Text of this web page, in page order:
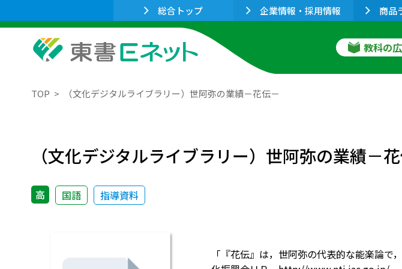
総合トップ 企業情報・採用情報 商品
教科の
TOP （文化デジタルライブラリー）世阿弥の業績－花伝－
（文化デジタルライブラリー）世阿弥の業績－
高 国語 指導資料
「『花伝』は，世阿弥の代表的な能楽論